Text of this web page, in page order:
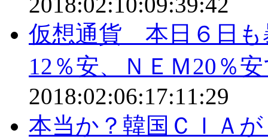
仮想通貨 本日６日
12％安、ＮＥＭ20％
2018:02:06:17:11:29
本当か？韓国ＣＩＡ